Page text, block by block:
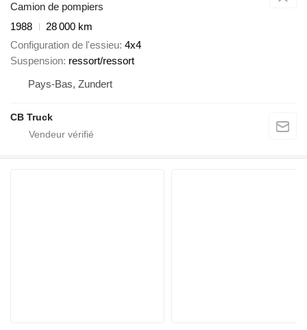
Camion de pompiers
1988
28 000 km
Configuration de l'essieu 4x4
Suspension ressort/ressort
Pays-Bas, Zundert
CB Truck